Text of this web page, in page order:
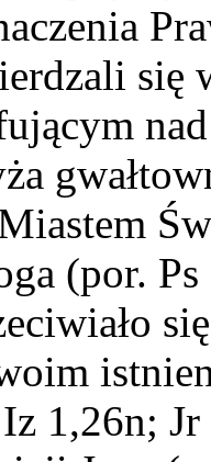
się
(por.
1,26n;